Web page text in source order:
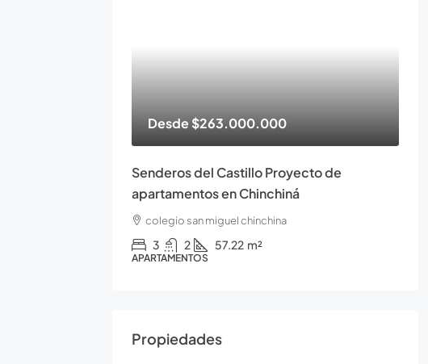
Desde$263.000.000
Senderos del Castillo Proyecto de
apartamentos en Chinchiná
colegio san miguel chinchina
3 2 57.22 m²
APARTAMENTOS
Propiedades